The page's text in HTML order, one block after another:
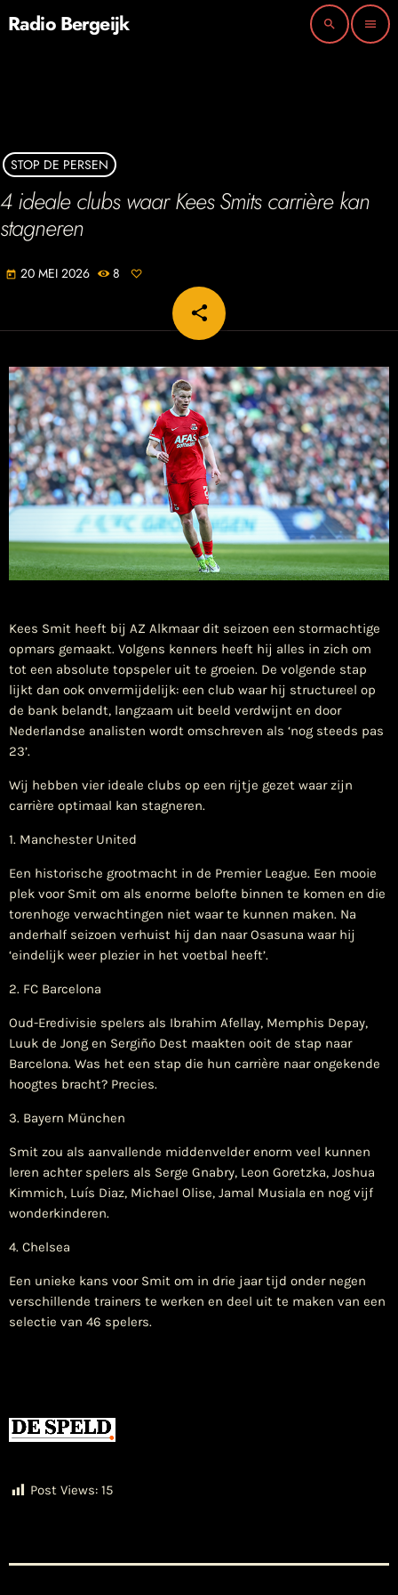
Radio Bergeijk search menu
STOP DE PERSEN
4 ideale clubs waar Kees Smits carrière kan
stagneren
today 20 MEI 2026 8
share
email
​Kees Smit heeft bij AZ Alkmaar dit seizoen een stormachtige
opmars gemaakt. Volgens kenners heeft hij alles in zich om
tot een absolute topspeler uit te groeien. De volgende stap
lijkt dan ook onvermijdelijk: een club waar hij structureel op
de bank belandt, langzaam uit beeld verdwijnt en door
Nederlandse analisten wordt omschreven als ‘nog steeds pas
23’.
Wij hebben vier ideale clubs op een rijtje gezet waar zijn
carrière optimaal kan stagneren.
1. Manchester United
Een historische grootmacht in de Premier League. Een mooie
plek voor Smit om als enorme belofte binnen te komen en die
torenhoge verwachtingen niet waar te kunnen maken. Na
anderhalf seizoen verhuist hij dan naar Osasuna waar hij
‘eindelijk weer plezier in het voetbal heeft’.
2. FC Barcelona
Oud-Eredivisie spelers als Ibrahim Afellay, Memphis Depay,
Luuk de Jong en Sergiño Dest maakten ooit de stap naar
Barcelona. Was het een stap die hun carrière naar ongekende
hoogtes bracht? Precies.
3. Bayern München
Smit zou als aanvallende middenvelder enorm veel kunnen
leren achter spelers als Serge Gnabry, Leon Goretzka, Joshua
Kimmich, Luís Diaz, Michael Olise, Jamal Musiala en nog vijf
wonderkinderen.
4. Chelsea
Een unieke kans voor Smit om in drie jaar tijd onder negen
verschillende trainers te werken en deel uit te maken van een
selectie van 46 spelers.
Post Views: 15